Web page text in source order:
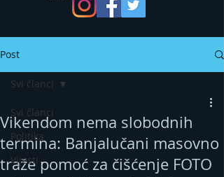
Post
Svi članci
Politika
Vijesti
Svi članci
Vikendom nema slobodnih
termina: Banjalučani masovno
traže pomoć za čišćenje FOTO